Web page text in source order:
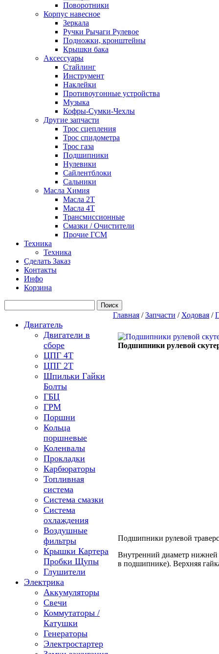
Поворотники
Корпус навесное
Зеркала
Ручки Рычаги Рулевое
Подножки, кронштейны
Крышки бака
Аксессуары
Стайлинг
Инструмент
Наклейки
Противоугонные устройства
Музыка
Кофры-Сумки-Чехлы
Другие запчасти
Трос сцепления
Трос спидометра
Трос газа
Подшипники
Нулевики
Сайлентблоки
Сальники
Масла Химия
Масла 2Т
Масла 4Т
Трансмиссионные
Смазки / Очистители
Прочие ГСМ
Техника
Техника
Сделать Заказ
Контакты
Инфо
Корзина
Двигатель
Двигатели в
сборе
ЦПГ 4Т
ЦПГ 2Т
Шпильки Гайки
Болты
ГБЦ
ГРМ
Поршни
Кольца
поршневые
Коленвалы
Прокладки
Карбюраторы
Топливная
система
Система смазки
Система
охлаждения
Воздушные
фильтры
Крышки Картера
Пробки Щупы
Глушители
Электрика
Аккумуляторы
Свечи
Коммутаторы /
Катушки
Генераторы
Электростартер
Главная /Запчасти / Ходовая /
Подшипники рулевой
Подшипники рулевой
Внутренний диаметр
в подшипнике). Верхняя